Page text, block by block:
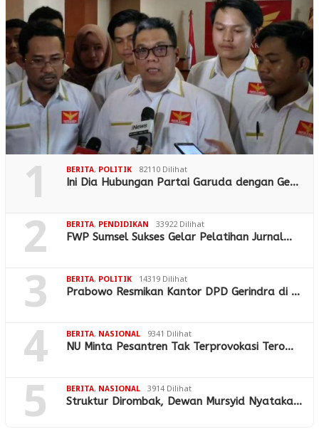
1 BERITA, POLITIK 82110 Dilihat
Ini Dia Hubungan Partai Garuda dengan Ge…
2 BERITA, PENDIDIKAN 33922 Dilihat
FWP Sumsel Sukses Gelar Pelatihan Jurnal…
3 BERITA, POLITIK 14319 Dilihat
Prabowo Resmikan Kantor DPD Gerindra di …
4 BERITA, NASIONAL 9341 Dilihat
NU Minta Pesantren Tak Terprovokasi Tero…
5 BERITA, NASIONAL 3914 Dilihat
Struktur Dirombak, Dewan Mursyid Nyataka…